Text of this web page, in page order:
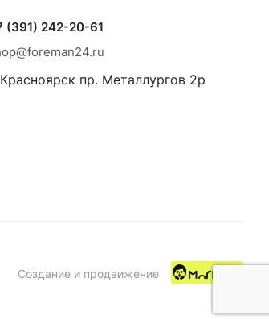
(391) 242-20-61
Красноярск пр. Металлургов 2р
Создание и продвижение